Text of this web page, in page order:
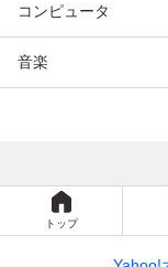
コンピュータ
音楽
トップ